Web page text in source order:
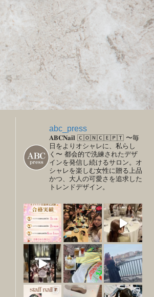
abc_press
𝐀𝐁𝐂𝐍𝐚𝐢𝐥 🄲🄾🄽🄲🄴🄿🅃 〜毎
日をよりオシャレに、私らし
く〜 都会的で洗練されたデザ
インを発信し続けるサロン。オ
シャレを楽しむ女性に贈る上品
かつ、大人の可愛さを追求した
トレンドデザイン。